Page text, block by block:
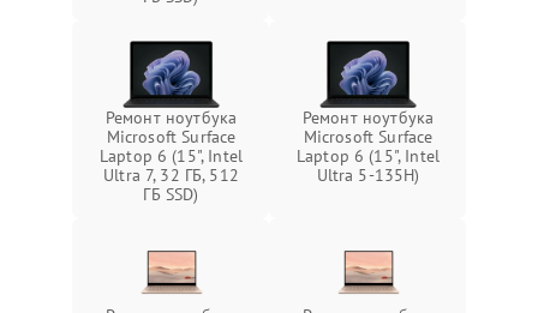
Ремонт ноутбука
Microsoft Surface
Laptop 6 (15", Intel
Ultra 7, 32 ГБ, 512
ГБ SSD)
Ремонт ноутбука
Microsoft Surface
Laptop 6 (15", Intel
Ultra 5-135H)